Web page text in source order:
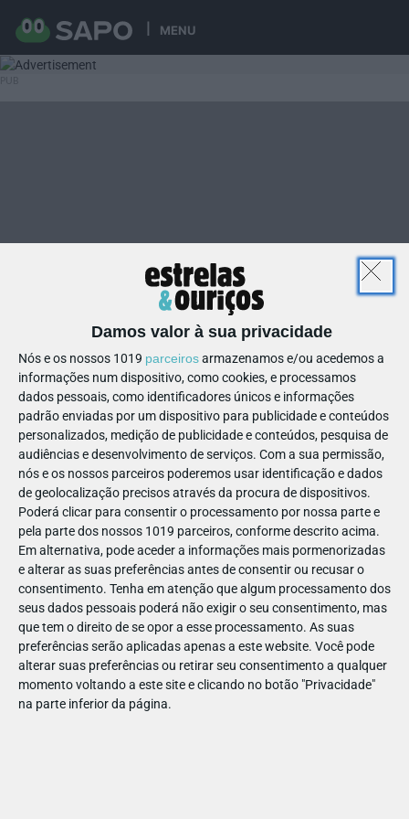
Damos valor à sua privacidade
Nós e os nossos 1019 parceirosarmazenamos e/ou acedemos a
informações num dispositivo, como cookies, e processamos
dados pessoais, como identificadores únicos e informações
padrão enviadas por um dispositivo para publicidade e conteúdos
personalizados, medição de publicidade e conteúdos, pesquisa de
audiências e desenvolvimento de serviços. Com a sua permissão,
nós e os nossos parceiros poderemos usar identificação e dados
de geolocalização precisos através da procura de dispositivos.
Poderá clicar para consentir o processamento por nossa parte e
pela parte dos nossos 1019 parceiros, conforme descrito acima.
Em alternativa, pode aceder a informações mais pormenorizadas
e alterar as suas preferências antes de consentir ou recusar o
consentimento. Tenha em atenção que algum processamento dos
seus dados pessoais poderá não exigir o seu consentimento, mas
que tem o direito de se opor a esse processamento. As suas
preferências serão aplicadas apenas a este website. Você pode
alterar suas preferências ou retirar seu consentimento a qualquer
momento voltando a este site e clicando no botão "Privacidade"
na parte inferior da página.
MENU
17
31585